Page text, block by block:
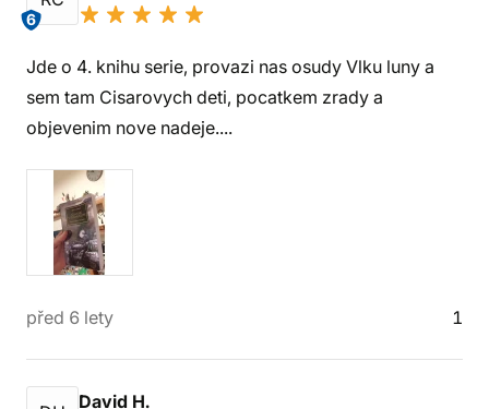
6
Jde o 4. knihu serie, provazi nas osudy Vlku luny a
sem tam Cisarovych deti, pocatkem zrady a
objevenim nove nadeje....
před 6 lety 1
David H.